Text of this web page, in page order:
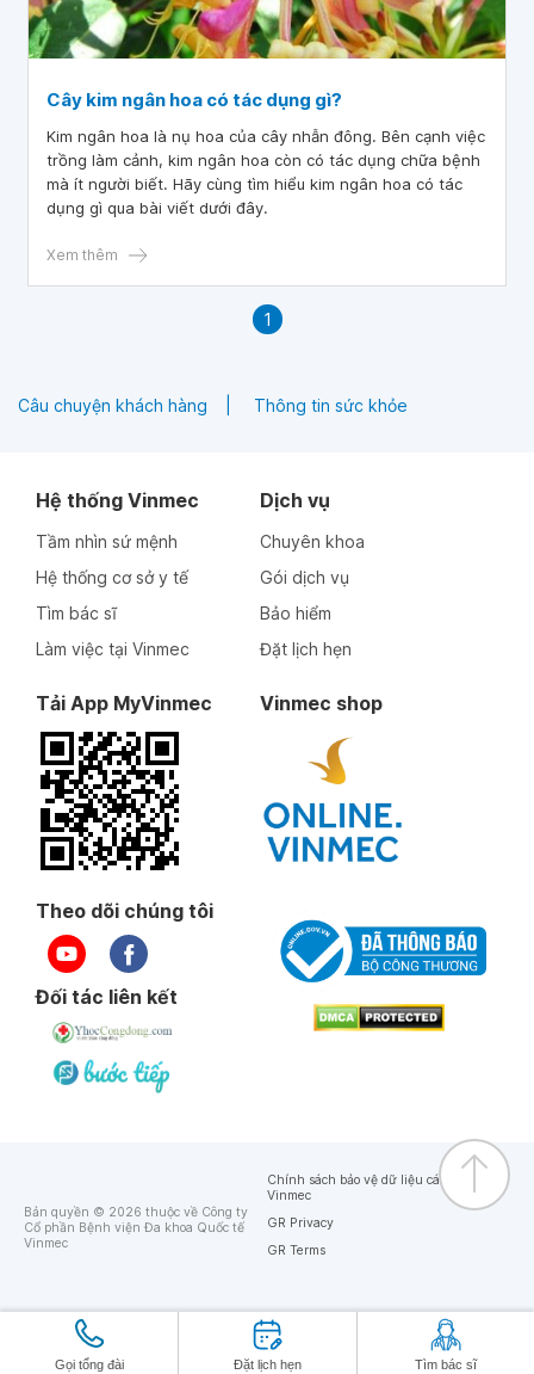
Cây kim ngân hoa có tác dụng gì?
Kim ngân hoa là nụ hoa của cây nhẫn đông. Bên cạnh việc
trồng làm cảnh, kim ngân hoa còn có tác dụng chữa bệnh
mà ít người biết. Hãy cùng tìm hiểu kim ngân hoa có tác
dụng gì qua bài viết dưới đây.
Xem thêm
1
Câu chuyện khách hàng Thông tin sức khỏe
Gọi tổng đài Đặt lịch hẹn Tìm bác sĩ
Hệ thống Vinmec
Tầm nhìn sứ mệnh
Hệ thống cơ sở y tế
Tìm bác sĩ
Làm việc tại Vinmec
Dịch vụ
Chuyên khoa
Gói dịch vụ
Bảo hiểm
Đặt lịch hẹn
Tải App MyVinmec Vinmec shop
Theo dõi chúng tôi
Đối tác liên kết
Bản quyền © 2026 thuộc về Công ty
Cổ phần Bệnh viện Đa khoa Quốc tế
Vinmec
Chính sách bảo vệ dữ liệu cá nhân của
Vinmec
GR Privacy
GR Terms